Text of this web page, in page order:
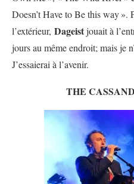
Doesn’t Have to Be this way».
l’extérieur, Dageistjouait à
jours au même endroit; mais je
J’essaierai à l’avenir.
THE